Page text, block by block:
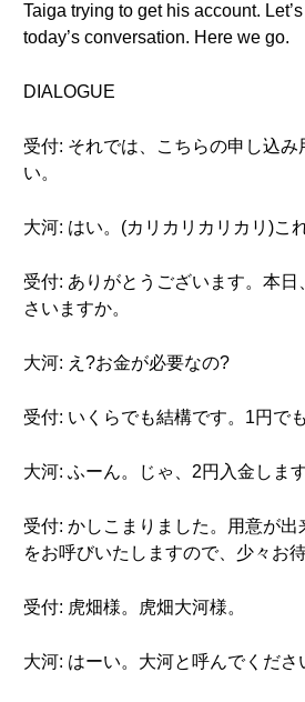
Taiga trying to get his account.
today’s conversation. Here we go.
DIALOGUE
受付: それでは、こちらの申し込み
い。
大河: はい。(カリカリカリカリ)こ
受付: ありがとうございます。本
さいますか。
大河: え?お金が必要なの?
受付: いくらでも結構です。1円で
大河: ふーん。じゃ、2円入金します
受付: かしこまりました。用意が
をお呼びいたしますので、少々お
受付: 虎畑様。虎畑大河様。
大河: はーい。大河と呼んでくださ